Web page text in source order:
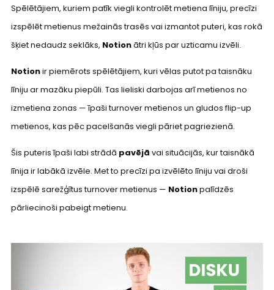
Spēlētājiem, kuriem patīk viegli kontrolēt metiena līniju, precīzi
izspēlēt metienus mežainās trasēs vai izmantot puteri, kas rokā
šķiet nedaudz seklāks, Notionātri kļūs par uzticamu izvēli.
Notionir piemērots spēlētājiem, kuri vēlas putot pa taisnāku
līniju ar mazāku piepūli. Tas lieliski darbojas arī metienos no
izmetiena zonas — īpaši turnover metienos un gludos flip-up
metienos, kas pēc pacelšanās viegli pāriet pagriezienā.
Šis puteris īpaši labi strādā pavējā vai situācijās, kur taisnākā
līnija ir labākā izvēle. Met to precīzi pa izvēlēto līniju vai droši
izspēlē sarežģītus turnover metienus — Notionpalīdzēs
pārliecinoši pabeigt metienu.